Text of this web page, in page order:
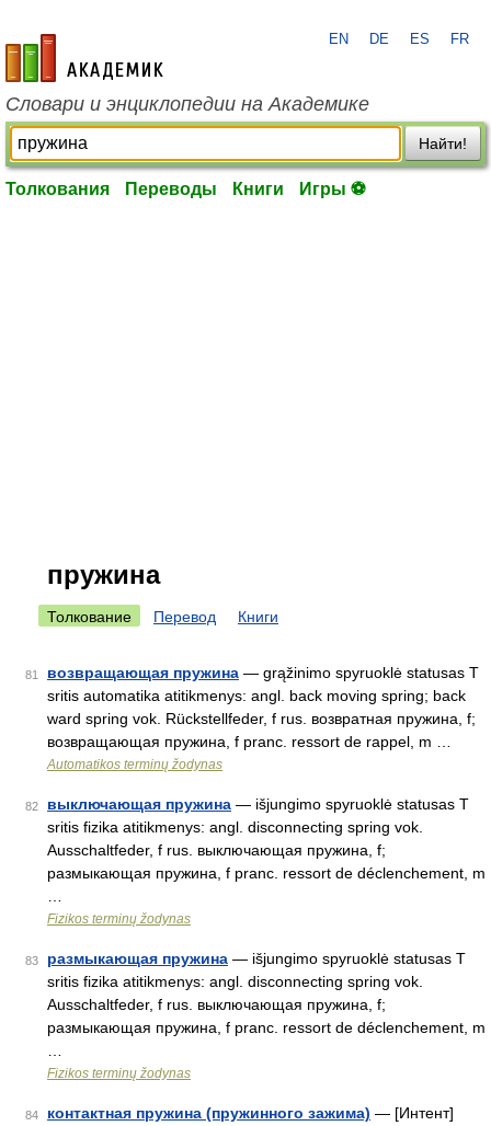
academic.ru
EN DE ES FR
Словари и энциклопедии на Академике
Найти!
Толкования Переводы Книги Игры ⚽
пружина
Толкование Перевод Книги
81 возвращающая пружина — grąžinimo spyruoklė statusas T
sritis automatika atitikmenys: angl. back moving spring; back
ward spring vok. Rückstellfeder, f rus. возвратная пружина, f;
возвращающая пружина, f pranc. ressort de rappel, m …
Automatikos terminų žodynas
82 выключающая пружина — išjungimo spyruoklė statusas T
sritis fizika atitikmenys: angl. disconnecting spring vok.
Ausschaltfeder, f rus. выключающая пружина, f;
размыкающая пружина, f pranc. ressort de déclenchement, m
Fizikos terminų žodynas
83 размыкающая пружина — išjungimo spyruoklė statusas T
sritis fizika atitikmenys: angl. disconnecting spring vok.
Ausschaltfeder, f rus. выключающая пружина, f;
размыкающая пружина, f pranc. ressort de déclenchement, m
Fizikos terminų žodynas
84 контактная пружина (пружинного зажима) — [Интент]